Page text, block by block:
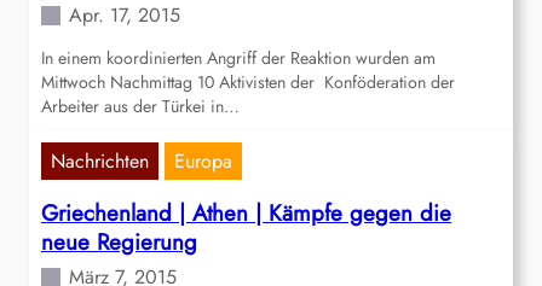
Apr. 17, 2015
In einem koordinierten Angriff der Reaktion wurden am
Mittwoch Nachmittag‭ ‬10‭ ‬Aktivisten der‭ ‬Konföderation der
Arbeiter aus der Türkei in…
Nachrichten Europa
Griechenland | Athen | Kämpfe gegen die
neue Regierung
März 7, 2015